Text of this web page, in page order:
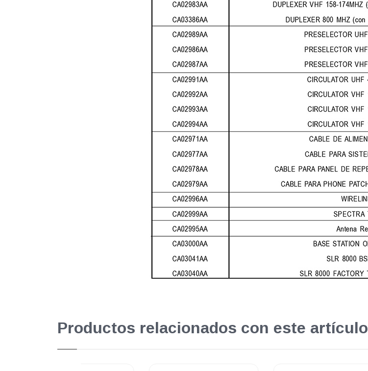
Productos relacionados con este artículo